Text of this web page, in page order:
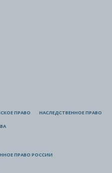
ПРАВО НАСЛЕДСТВЕННОЕ ПРАВО
ПРАВО РОССИИ